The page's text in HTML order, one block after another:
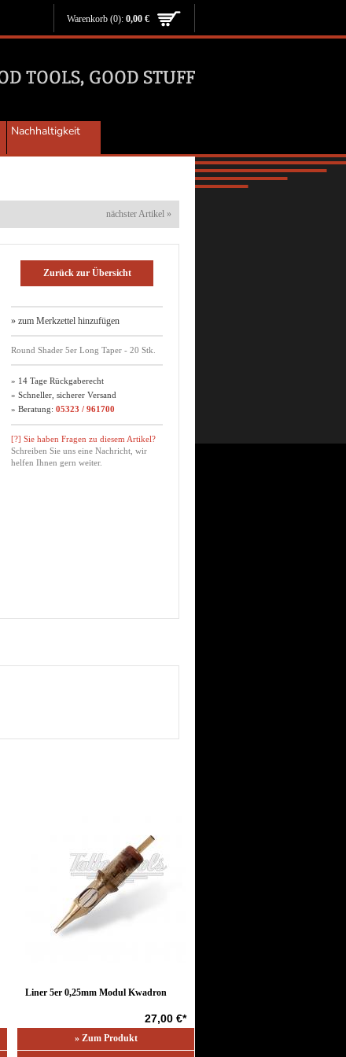
Warenkorb (0): 0,00 €
Nachhaltigkeit
nächster Artikel »
Zurück zur Übersicht
» zum Merkzettel hinzufügen
Round Shader 5er Long Taper - 20 Stk.
» 14 Tage Rückgaberecht
» Schneller, sicherer Versand
» Beratung: 05323 / 961700
[?] Sie haben Fragen zu diesem Artikel?
Schreiben Sie uns eine Nachricht, wir
helfen Ihnen gern weiter.
Liner 5er 0,25mm Modul Kwadron
27,00 €*
» Zum Produkt